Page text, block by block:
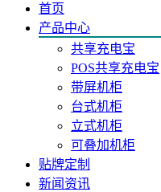
首页
产品中心
共享充电宝
POS共享充电宝
带屏机柜
台式机柜
立式机柜
可叠加机柜
贴牌定制
新闻资讯